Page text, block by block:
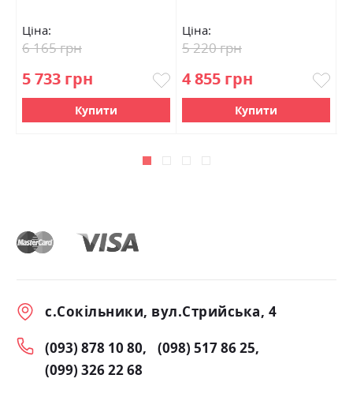
Ціна:
5 733 грн
6 165 грн
Купити
Ціна:
4 855 грн
5 220 грн
Купити
с.Сокільники, вул.Стрийська, 4
(093) 878 10 80
(098) 517 86 25
(099) 326 22 68